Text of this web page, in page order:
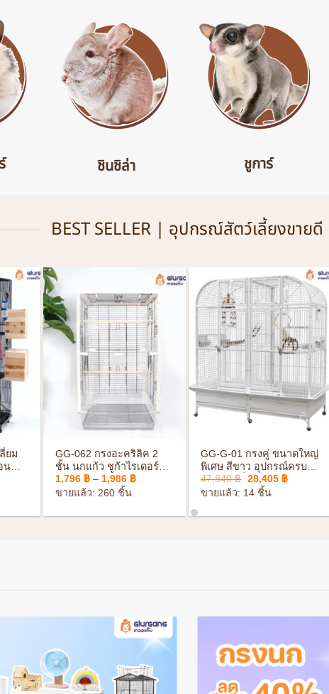
ชินชิล่า ชูการ์
BEST SELLER | อุปกรณ์สัตว์เลี้ยงขายดี
ยม
น
าย
GG-062 กรงอะคริลิค 2
ชั้น นกแก้ว ชูก้าไรเดอร์
กระรอก พร้อมอุปกรณ์ครบ
ชุด แข็งแรง ทนทาน
1,796 ฿ – 1,986 ฿Price
1,986 ฿
ขายแล้ว: 260 ชิ้น
GG-G-01 กรงคู่ ขนาดใหญ่
พิเศษ สีขาว อุปกรณ์ครบ
ชุด มีล้อเลื่อน พร้อมถาด
กันเศษอาหาร
47,840฿ Original
price
was:
28,405 ฿Current
ขายแล้ว: 14 ชิ้น